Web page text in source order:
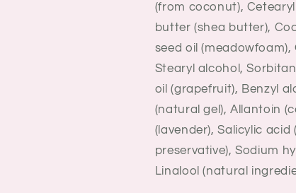
(from coconut),
butter (shea butter),
seed oil
Stearyl alcohol,
oil (grapefruit), Benzyl
(natural gel), Allantoin
(lavender), Salicylic
preservative), Sodium
Linalool (natural